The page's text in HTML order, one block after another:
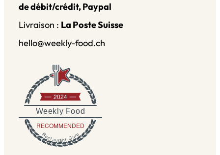
de débit/crédit, Paypal
Livraison : La Poste Suisse
hello@weekly-food.ch
Weekly Food
2024
RECOMMENDED
Restaurant Guru